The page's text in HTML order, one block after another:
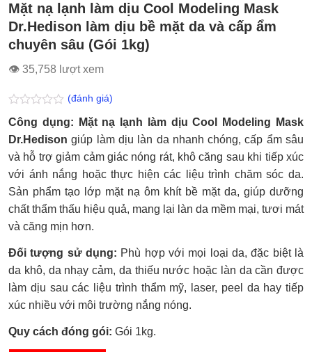
Mặt nạ lạnh làm dịu Cool Modeling Mask
Dr.Hedison làm dịu bề mặt da và cấp ẩm
chuyên sâu (Gói 1kg)
👁 35,758 lượt xem
Được
xếp
hạng
0.0
5
sao
(đánh giá)
Công dụng: Mặt nạ lạnh làm dịu Cool Modeling Mask
Dr.Hedison giúp làm dịu làn da nhanh chóng, cấp ẩm sâu
và hỗ trợ giảm cảm giác nóng rát, khô căng sau khi tiếp xúc
với ánh nắng hoặc thực hiện các liệu trình chăm sóc da.
Sản phẩm tạo lớp mặt nạ ôm khít bề mặt da, giúp dưỡng
chất thẩm thấu hiệu quả, mang lại làn da mềm mại, tươi mát
và căng mịn hơn.
Đối tượng sử dụng: Phù hợp với mọi loại da, đặc biệt là
da khô, da nhạy cảm, da thiếu nước hoặc làn da cần được
làm dịu sau các liệu trình thẩm mỹ, laser, peel da hay tiếp
xúc nhiều với môi trường nắng nóng.
Quy cách đóng gói: Gói 1kg.